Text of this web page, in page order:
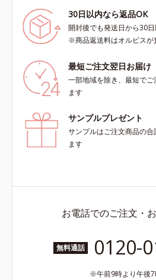
30日以内なら返品OK
開封後でも発送日から30
※商品返送料はオルビスが
最短ご注文翌日お届け
一部地域を除き、最短で
ます
サンプルプレゼント
サンプルはご注文商品の
ます
お電話でのご注文・
無料通話 0120-
午前9時より午後